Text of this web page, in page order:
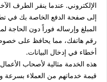
الإلكتروني. عندما ينقر الطرف
إلى صفحة الدفع الخاصة بك في
المبلغ وإرساله فوراً دون الحاجة
رقم هاتفك، مما يحافظ على
أخطاء في إدخال البيانات.
هذه الخدمة مثالية لأصحاب
قيمة خدماتهم من العملاء بسرعة